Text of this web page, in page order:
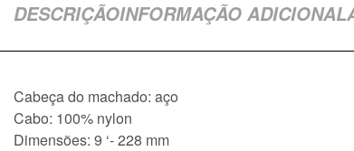
DESCRIÇÃOINFORMAÇÃO ADICIONAL
Cabeça do machado: aço
Cabo: 100% nylon
Dimensões: 9 ‘- 228 mm